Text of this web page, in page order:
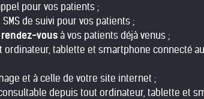
pour vos patients ;
de suivi pour vos patients ;
rendez-vous à vos patients déjà venus ;
tablette et smartphone connecté
et à celle de votre site internet ;
depuis tout ordinateur, tablette et